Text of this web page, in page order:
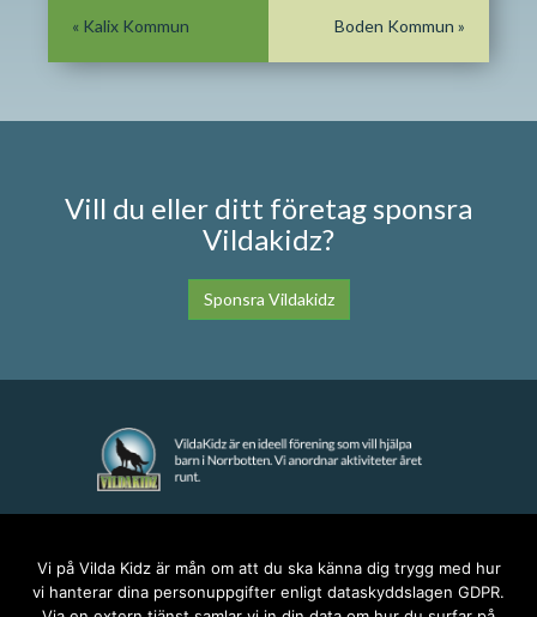
Boden Kommun »
« Kalix Kommun
Vill du eller ditt företag sponsra
Vildakidz?
Sponsra Vildakidz
anna@vildakidz.se
Vi på Vilda Kidz är mån om att du ska känna dig trygg med hur
vi hanterar dina personuppgifter enligt dataskyddslagen GDPR.